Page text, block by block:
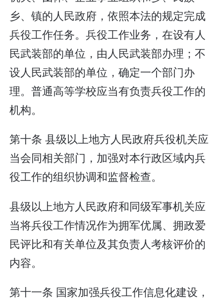
乡、镇的人民政府，依照本法的规定完成
兵役工作任务。兵役工作业务，在设有人
民武装部的单位，由人民武装部办理；不
设人民武装部的单位，确定一个部门办
理。普通高等学校应当有负责兵役工作的
机构。
第十条 县级以上地方人民政府兵役机关应
当会同相关部门，加强对本行政区域内兵
役工作的组织协调和监督检查。
县级以上地方人民政府和同级军事机关应
当将兵役工作情况作为拥军优属、拥政爱
民评比和有关单位及其负责人考核评价的
内容。
第十一条 国家加强兵役工作信息化建设，